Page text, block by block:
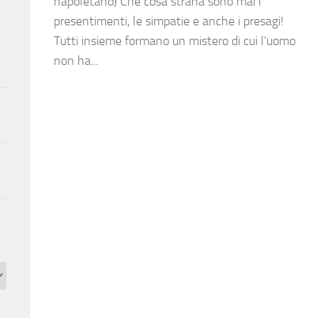
presentimenti, le simpatie e anche i presagi!
Tutti insieme formano un mistero di cui l’uomo
non ha...